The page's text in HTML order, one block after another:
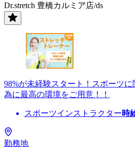
Dr.stretch 豊橋カルミア店/ds
98%が未経験スタート！スポーツ
為に最高の環境をご用意！！
スポーツインストラクター時
勤務地